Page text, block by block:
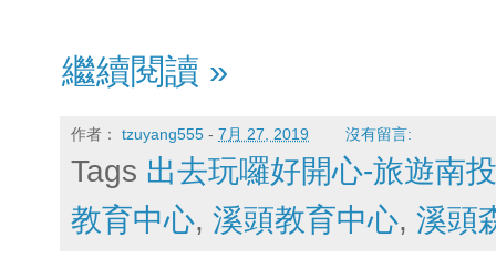
繼續閱讀 »
作者： tzuyang555 - 7月 27, 2019 沒有留言:
Tags 出去玩囉好開心-旅遊南投
教育中心, 溪頭教育中心, 溪頭